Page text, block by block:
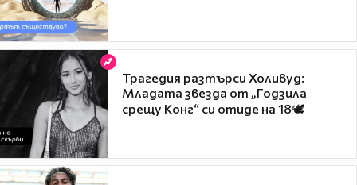
Трагедия разтърси Холивуд:
Младата звезда от „Годзила
срещу Конг“ си отиде на 18🕊️